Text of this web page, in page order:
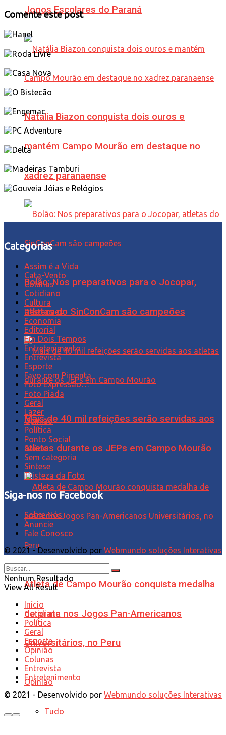
Jogos Escolares do Paraná
Natália Biazon conquista dois ouros e
mantém Campo Mourão em destaque no
xadrez paranaense
Bolão: Nos preparativos para o Jocopar,
atletas do SinConCam são campeões
Mais de 40 mil refeições serão servidas aos
atletas durante os JEPs em Campo Mourão
Atleta de Campo Mourão conquista medalha
de prata nos Jogos Pan-Americanos
Universitários, no Peru
Opinião
Tudo
Comente este post
Categorias
Assim é a Vida
Cata-Vento
Colunas
Cotidiano
Cultura
Destaques
Economia
Editorial
Em Dois Tempos
Entretenimento
Entrevista
Esporte
Favo com Pimenta
Foto Expressão…
Foto Piada
Geral
Lazer
Opinião
Política
Ponto Social
Saúde
Sem categoria
Síntese
Tristeza da Foto
Siga-nos no Facebook
Sobre Nós
Anuncie
Fale Conosco
© 2021 - Desenvolvido por Webmundo soluções Interativas
Nenhum Resultado
View All Result
Início
Cotidiano
Política
Geral
Esporte
Opinião
Colunas
Entrevista
Entretenimento
© 2021 - Desenvolvido por Webmundo soluções Interativas